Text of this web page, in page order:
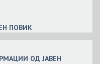
ПОВИК
ОД ЈАВЕН